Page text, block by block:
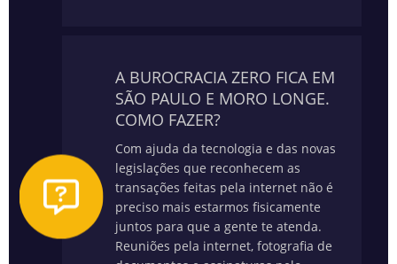
A BUROCRACIA ZERO FICA EM
SÃO PAULO E MORO LONGE.
COMO FAZER?
Com ajuda da tecnologia e das novas
legislações que reconhecem as
transações feitas pela internet não é
preciso mais estarmos fisicamente
juntos para que a gente te atenda.
Reuniões pela internet, fotografia de